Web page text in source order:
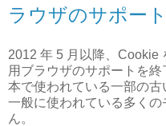
ラウザのサポー
2012 年 5 月以降、Cookie
用ブラウザのサポートを
本で使われている一部の古
一般に使われている多く
ん。